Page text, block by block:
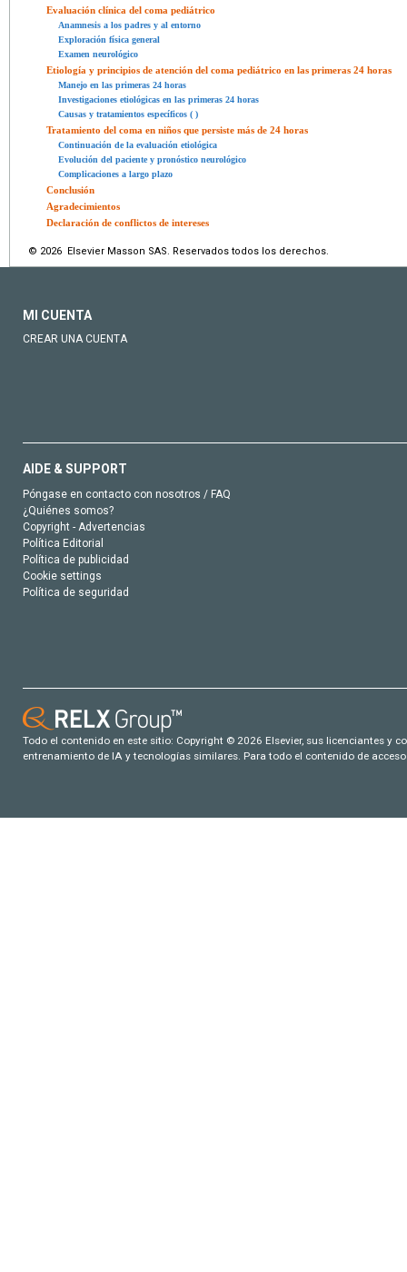
Evaluación clínica del coma pediátrico
Anamnesis a los padres y al entorno
Exploración física general
Examen neurológico
Etiología y principios de atención del coma pediátrico en las primeras 24 horas
Manejo en las primeras 24 horas
Investigaciones etiológicas en las primeras 24 horas
Causas y tratamientos específicos ( )
Tratamiento del coma en niños que persiste más de 24 horas
Continuación de la evaluación etiológica
Evolución del paciente y pronóstico neurológico
Complicaciones a largo plazo
Conclusión
Agradecimientos
Declaración de conflictos de intereses
© 2026 Elsevier Masson SAS. Reservados todos los derechos.
MI CUENTA
CREAR UNA CUENTA
AIDE & SUPPORT
Póngase en contacto con nosotros / FAQ
¿Quiénes somos?
Copyright - Advertencias
Política Editorial
Política de publicidad
Cookie settings
Política de seguridad
Todo el contenido en este sitio: Copyright © 2026 Elsevier, sus licenciantes y
entrenamiento de IA y tecnologías similares. Para todo el contenido de